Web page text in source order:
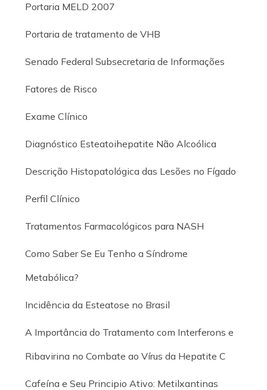
Portaria MELD 2007
Portaria de tratamento de VHB
Senado Federal Subsecretaria de Informações
Fatores de Risco
Exame Clínico
Diagnóstico Esteatoihepatite Não Alcoólica
Descrição Histopatológica das Lesões no Fígado
Perfil Clínico
Tratamentos Farmacológicos para NASH
Como Saber Se Eu Tenho a Síndrome
Metabólica?
Incidência da Esteatose no Brasil
A Importância do Tratamento com Interferons e
Ribavirina no Combate ao Vírus da Hepatite C
Cafeína e Seu Principio Ativo: Metilxantinas